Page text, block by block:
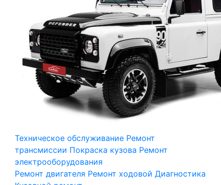
Техническое обслуживание Ремонт
трансмиссии Покраска кузова Ремонт
электрооборудования
Ремонт двигателя Ремонт ходовой Диагностика